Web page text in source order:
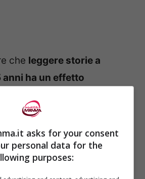
che leggere storie a
ha un effetto
sociali
troppa televisione
l’effetto contrario
asks for your consent
personal data for the
purposes: